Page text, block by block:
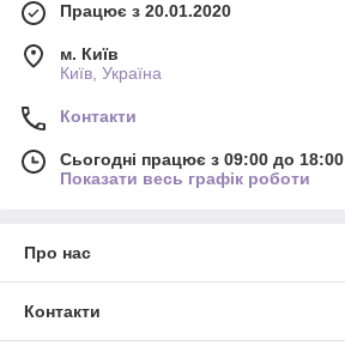
Працює з 20.01.2020
м. Київ
Київ, Україна
Контакти
Сьогодні працює з 09:00 до 18:00
Показати весь графік роботи
Про нас
Контакти